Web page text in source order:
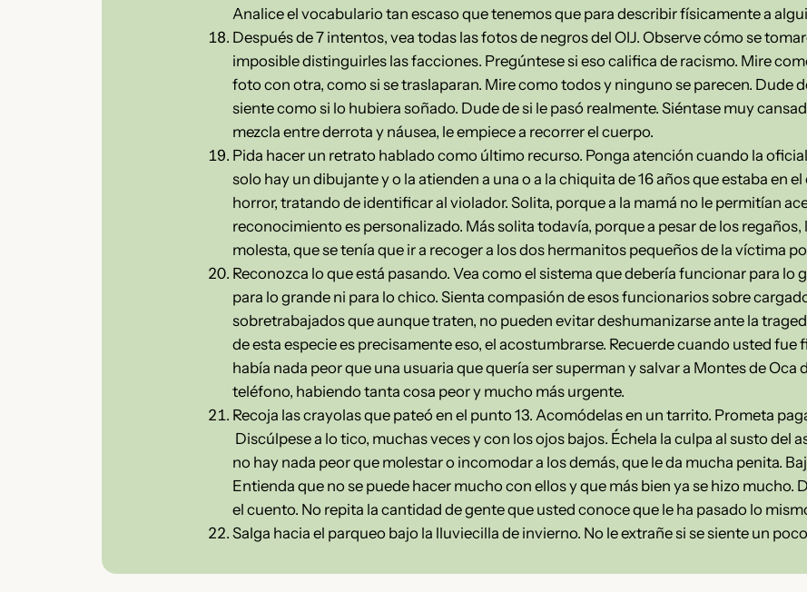
Analice el vocabulario tan escaso que tenemos que para describir físicamente a
Después de 7 intentos, vea todas las fotos de negros del OIJ. Observe cómo se
imposible distinguirles las facciones. Pregúntese si eso califica de racismo. Mire
foto con otra, como si se traslaparan. Mire como todos y ninguno se parecen. Dude
siente como si lo hubiera soñado. Dude de si le pasó realmente. Siéntase muy
mezcla entre derrota y náusea, le empiece a recorrer el cuerpo.
Pida hacer un retrato hablado como último recurso. Ponga atención cuando la
solo hay un dibujante y o la atienden a una o a la chiquita de 16 años que estaba en
horror, tratando de identificar al violador. Solita, porque a la mamá no le permitían
reconocimiento es personalizado. Más solita todavía, porque a pesar de los regaños,
molesta, que se tenía que ir a recoger a los dos hermanitos pequeños de la víctima
Reconozca lo que está pasando. Vea como el sistema que debería funcionar para lo
para lo grande ni para lo chico. Sienta compasión de esos funcionarios sobre
sobretrabajados que aunque traten, no pueden evitar deshumanizarse ante la
de esta especie es precisamente eso, el acostumbrarse. Recuerde cuando usted fue
había nada peor que una usuaria que quería ser superman y salvar a Montes de Oca
teléfono, habiendo tanta cosa peor y mucho más urgente.
Recoja las crayolas que pateó en el punto 13. Acomódelas en un tarrito. Prometa
Discúlpese a lo tico, muchas veces y con los ojos bajos. Échela la culpa al susto del
no hay nada peor que molestar o incomodar a los demás, que le da mucha penita.
Entienda que no se puede hacer mucho con ellos y que más bien ya se hizo mucho.
el cuento. No repita la cantidad de gente que usted conoce que le ha pasado lo
Salga hacia el parqueo bajo la lluviecilla de invierno. No le extrañe si se siente un